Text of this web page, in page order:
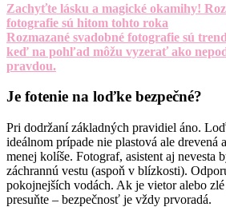
Zachyťte lásku a magické okamihy!
fotografie sú hitom tohto roka
Rozmazané svadobné fotografie sú
keď na pohľad môžu vyzerať ako
pravdou.
Je fotenie na loďke bezpečné?
Pri dodržaní základných pravidiel áno.
ideálnom prípade nie plastová ale drevená
menej kolíše. Fotograf, asistent aj nevesta
záchrannú vestu (aspoň v blízkosti).
pokojnejších vodách. Ak je vietor alebo zlé
presuňte – bezpečnosť je vždy prvoradá.